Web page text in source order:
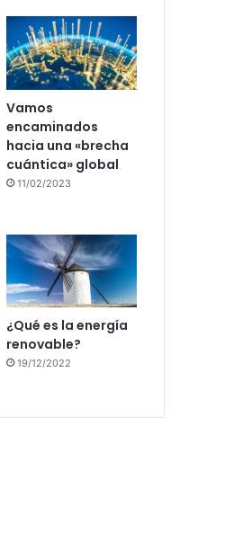
Vamos
encaminados
hacia una «brecha
cuántica» global
11/02/2023
¿Qué es la energía
renovable?
19/12/2022